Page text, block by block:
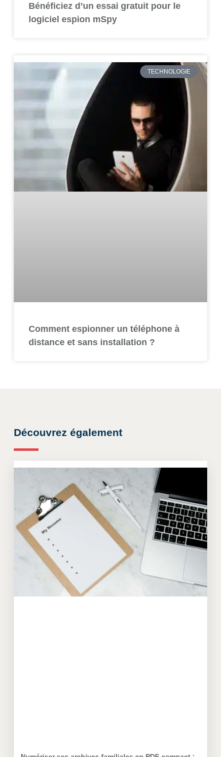
Bénéficiez d’un essai gratuit pour le
logiciel espion mSpy
TECHNOLOGIE
Comment espionner un téléphone à
distance et sans installation ?
Découvrez également